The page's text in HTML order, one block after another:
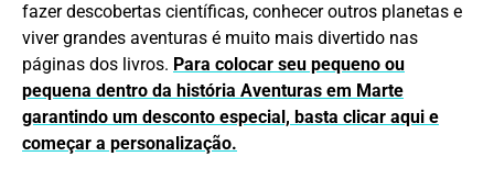
fazer descobertas científicas, conhecer outros planetas e
viver grandes aventuras é muito mais divertido nas
páginas dos livros. Para colocar seu pequeno ou
pequena dentro da história Aventuras em Marte
garantindo um desconto especial, basta clicar aqui e
começar a personalização.